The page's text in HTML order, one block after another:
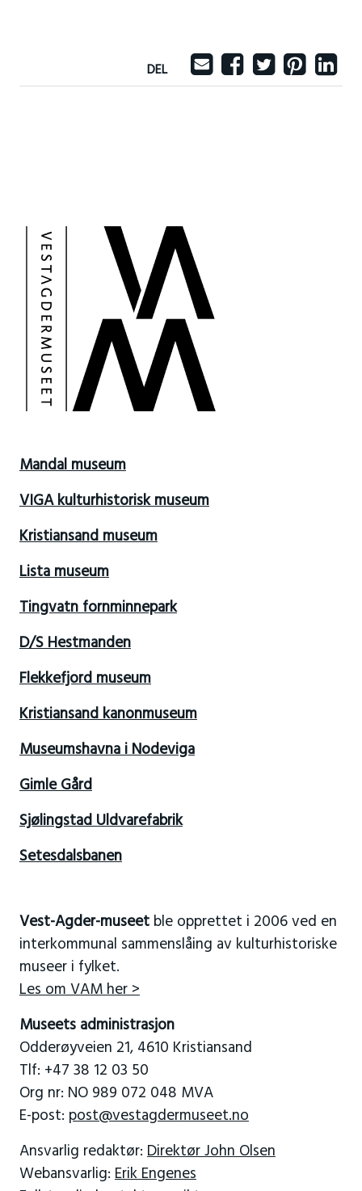
DEL
Mandal museum
VIGA kulturhistorisk museum
Kristiansand museum
Lista museum
Tingvatn fornminnepark
D/S Hestmanden
Flekkefjord museum
Kristiansand kanonmuseum
Museumshavna i Nodeviga
Gimle Gård
Sjølingstad Uldvarefabrik
Setesdalsbanen
Vest-Agder-museetble opprettet i 2006 ved en
interkommunal sammenslåing av kulturhistoriske
museer i fylket.
Les om VAM her >
Museets administrasjon
Odderøyveien 21, 4610 Kristiansand
Tlf: +47 38 12 03 50
Org nr: NO 989 072 048 MVA
E-post: post@vestagdermuseet.no
Ansvarlig redaktør: Direktør John Olsen
Webansvarlig: Erik Engenes